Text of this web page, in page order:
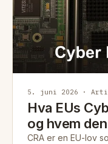
5. juni 2026 ·
Hva EUs
og hvem
CRA er en EU-lov